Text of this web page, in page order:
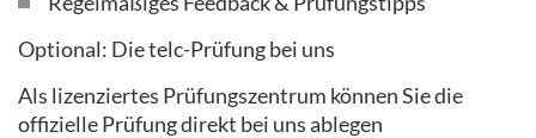
Optional: Die telc-Prüfung bei uns
Als lizenziertes Prüfungszentrum können Sie die
offizielle Prüfung direkt bei uns ablegen